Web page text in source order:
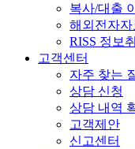
복사/대출
해외전자
RISS 정보
고객센터
자주 찾는
상담 신청
상담 내역
고객제안
신고센터